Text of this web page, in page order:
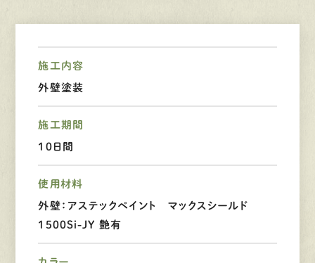
0120-44-2605
LINEでお手軽相談
施工内容
外壁塗装
施工期間
10日間
使用材料
外壁：アステックペイント マックスシールド
1500Si-JY 艶有